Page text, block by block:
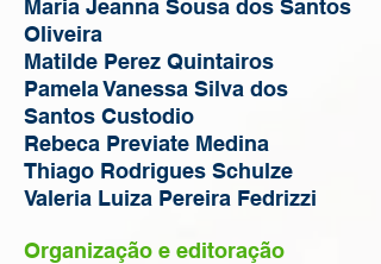
Maria Jeanna Sousa dos Santos
Oliveira
Matilde Perez Quintairos
Pamela Vanessa Silva dos
Santos Custodio
Rebeca Previate Medina
Thiago Rodrigues Schulze
Valeria Luiza Pereira Fedrizzi
Organização e editoração